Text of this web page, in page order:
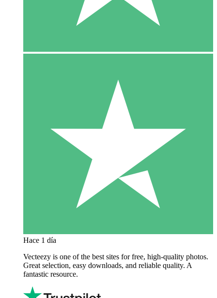
Hace 1 día
Vecteezy is one of the best sites for free, high‑quality photos.
Great selection, easy downloads, and reliable quality. A
fantastic resource.